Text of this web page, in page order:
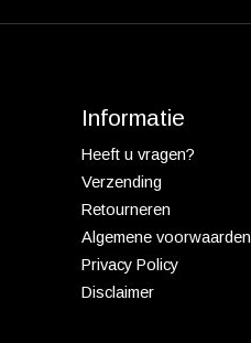
Informatie
Heeft u vragen?
Verzending
Retourneren
Algemene voorwaarden
Privacy Policy
Disclaimer